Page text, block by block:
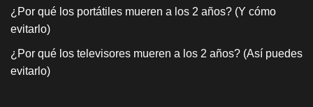
¿Por qué los portátiles mueren a los 2 años? (Y cómo
evitarlo)
¿Por qué los televisores mueren a los 2 años? (Así puedes
evitarlo)